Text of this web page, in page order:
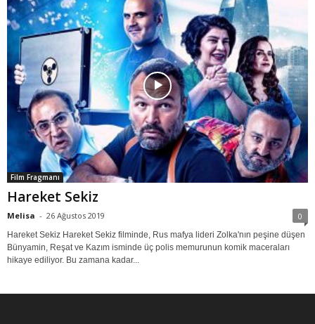
Film Fragmanı
Hareket Sekiz
Melisa - 26 Ağustos 2019 0
Hareket Sekiz Hareket Sekiz filminde, Rus mafya lideri Zolka'nın peşine düşen
Bünyamin, Reşat ve Kazım isminde üç polis memurunun komik maceraları
hikaye ediliyor. Bu zamana kadar...